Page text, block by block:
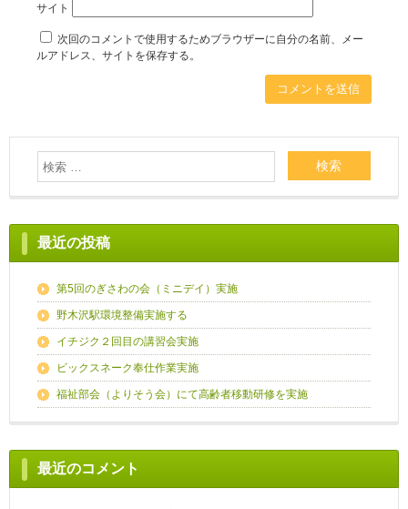
サイト
次回のコメントで使用するためブラウザーに自分の名前、メー
ルアドレス、サイトを保存する。
最近の投稿
第5回のぎさわの会（ミニデイ）実施
野木沢駅環境整備実施する
イチジク２回目の講習会実施
ビックスネーク奉仕作業実施
福祉部会（よりそう会）にて高齢者移動研修を実施
最近のコメント